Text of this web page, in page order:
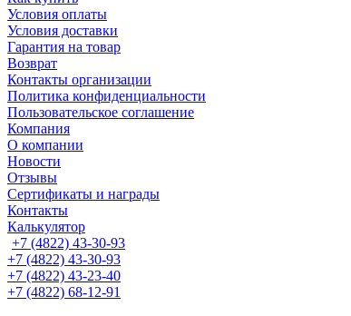
Условия оплаты
Условия доставки
Гарантия на товар
Возврат
Контакты организации
Политика конфиденциальности
Пользовательское соглашение
Компания
О компании
Новости
Отзывы
Сертификаты и награды
Контакты
Калькулятор
+7 (4822) 43-30-93
+7 (4822) 43-30-93
+7 (4822) 43-23-40
+7 (4822) 68-12-91